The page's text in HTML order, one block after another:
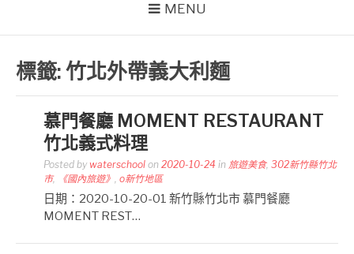
MENU
標籤:竹北外帶義大利麵
慕門餐廳 MOMENT RESTAURANT
竹北義式料理
Posted by waterschool on 2020-10-24 in 旅遊美食, 302新竹縣竹北
市, 《國內旅遊》 , o新竹地區
日期：2020-10-20-01 新竹縣竹北市 慕門餐廳
MOMENT REST…